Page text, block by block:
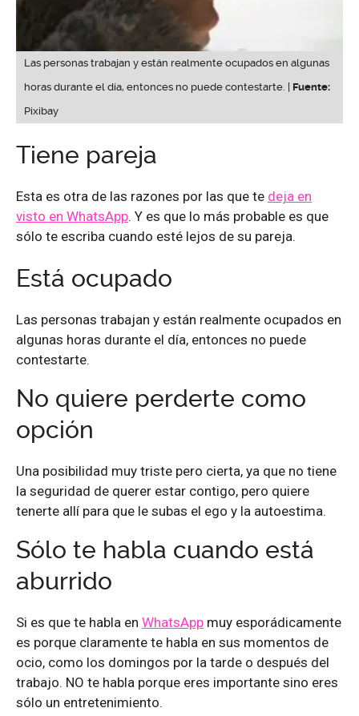
Las personas trabajan y están realmente ocupados en algunas
horas durante el día, entonces no puede contestarte. | Fuente:
Pixibay
Tiene pareja
Esta es otra de las razones por las que te deja en
visto en WhatsApp. Y es que lo más probable es que
sólo te escriba cuando esté lejos de su pareja.
Está ocupado
Las personas trabajan y están realmente ocupados en
algunas horas durante el día, entonces no puede
contestarte.
No quiere perderte como
opción
Una posibilidad muy triste pero cierta, ya que no tiene
la seguridad de querer estar contigo, pero quiere
tenerte allí para que le subas el ego y la autoestima.
Sólo te habla cuando está
aburrido
Si es que te habla en WhatsApp muy esporádicamente
es porque claramente te habla en sus momentos de
ocio, como los domingos por la tarde o después del
trabajo. NO te habla porque eres importante sino eres
sólo un entretenimiento.